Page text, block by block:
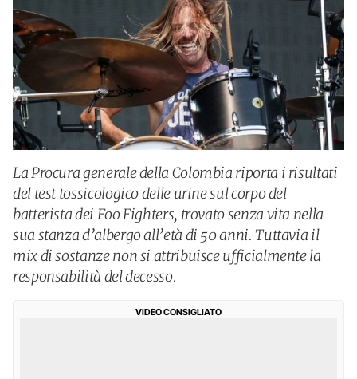
La Procura generale della Colombia riporta i risultati
del test tossicologico delle urine sul corpo del
batterista dei Foo Fighters, trovato senza vita nella
sua stanza d’albergo all’età di 50 anni. Tuttavia il
mix di sostanze non si attribuisce ufficialmente la
responsabilità del decesso.
VIDEO CONSIGLIATO